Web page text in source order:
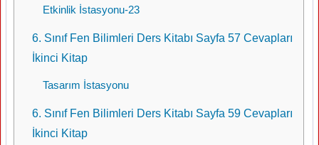
Etkinlik İstasyonu-23
6. Sınıf Fen Bilimleri Ders Kitabı Sayfa 57 Cevapları
İkinci Kitap
Tasarım İstasyonu
6. Sınıf Fen Bilimleri Ders Kitabı Sayfa 59 Cevapları
İkinci Kitap